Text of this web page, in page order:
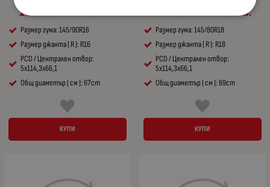
166.00 324.67
Размер гума: 145/90R16
Размер джанта ( R ): R16
PCD / Централен отвор:
5x114,3x66,1
Общ диаметър ( см ): 67cm
КУПИ
212.00 414.64лв.
Размер гума: 145/80R18
Размер джанта ( R ): R18
PCD / Централен отвор:
5x114,3x66,1
Общ диаметър ( см ): 69cm
КУПИ